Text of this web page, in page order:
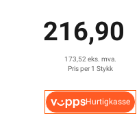
216,90
173,52 eks. mva.
Pris per 1 Stykk
Hurtigkasse